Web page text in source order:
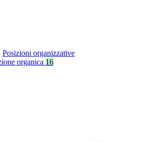
Posizioni organizzative
organica 16